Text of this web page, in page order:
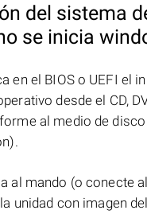
del sistema
se inicia
en el BIOS o UEFI el
desde el CD,
al medio de disco
al mando (o conecte
unidad con imagen